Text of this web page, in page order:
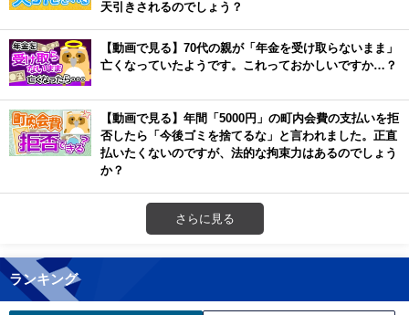
天引きされるのでしょう？
【動画で見る】70代の親が「年金を受け取らないまま」
亡くなっていたようです。これっておかしいですか…？
【動画で見る】年間「5000円」の町内会費の支払いを拒
否したら「今後ゴミを捨てるな」と言われました。正直
払いたくないのですが、法的な拘束力はあるのでしょう
か？
さらに見る
ランキング